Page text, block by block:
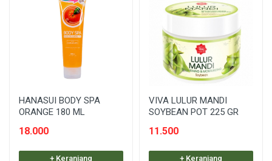
HANASUI BODY SPA
ORANGE 180 ML
18.000
+ Keranjang
VIVA LULUR MANDI
SOYBEAN POT 225 GR
11.500
+ Keranjang